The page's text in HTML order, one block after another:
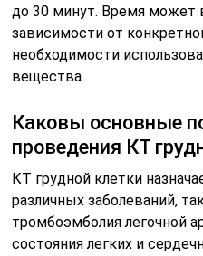
до 30 минут. Время может
зависимости от
необходимости
вещества.
Каковы основные
проведения КТ
КТ грудной клетки
различных заболеваний,
тромбоэмболия легочной
состояния легких и